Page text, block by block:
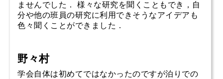
ませんでした． 様々な研究を聞くこともでき，自
分や他の班員の研究に利用できそうなアイデアも
色々聞くことができました．
野々村
学会自体は初めてではなかったのですが泊りでの